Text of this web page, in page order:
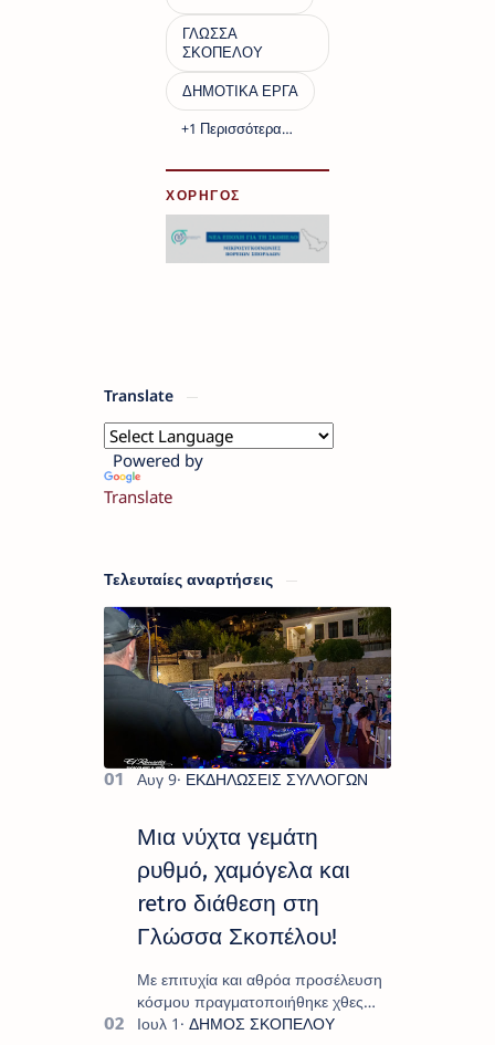
ΧΟΡΗΓΟΣ
Translate
Powered by
Translate
Τελευταίες αναρτήσεις
Μια νύχτα γεμάτη
ρυθμό, χαμόγελα και
retro διάθεση στη
Γλώσσα Σκοπέλου!
Με επιτυχία και αθρόα προσέλευση
κόσμου πραγματοποιήθηκε χθες
Σάββατο 8 Αυγούστου το